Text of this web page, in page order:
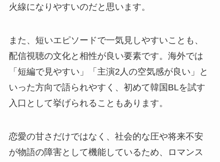
火線になりやすいのだと思います。
また、短いエピソードで一気見しやすいことも、
配信視聴の文化と相性が良い要素です。海外では
「短編で見やすい」「主演2人の空気感が良い」と
いった方向で語られやすく、初めて韓国BLを試す
入口として挙げられることもあります。
恋愛の甘さだけではなく、社会的な圧や将来不安
が物語の障害として機能しているため、ロマンス